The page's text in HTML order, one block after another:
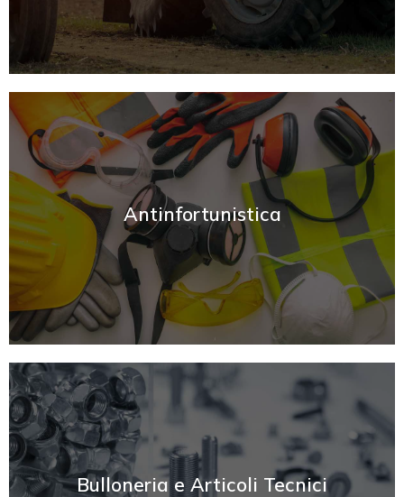
SCOPRI
Antinfortunistica
SCOPRI
Bulloneria e Articoli Tecnici